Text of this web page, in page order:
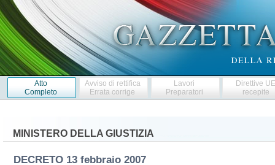
Atto
Completo
Avviso di rettifica
Errata corrige
Lavori
Preparatori
Direttive
recepite
MINISTERO DELLA GIUSTIZIA
DECRETO 13 febbraio 2007